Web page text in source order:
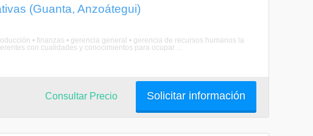
(Guanta, Anzoátegui)
• finanzas • gerencia general • gerencia de recursos humanos la
con cualidades y conocimientos para ocupar ...
Solicitar información
Consultar Precio